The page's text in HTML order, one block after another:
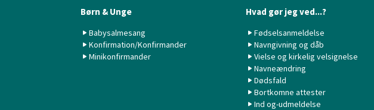
Børn & Unge
Babysalmesang
Konfirmation/Konfirmander
Minikonfirmander
Hvad gør jeg ved...?
Fødselsanmeldelse
Navngivning og dåb
Vielse og kirkelig velsignelse
Navneændring
Dødsfald
Bortkomne attester
Ind og-udmeldelse